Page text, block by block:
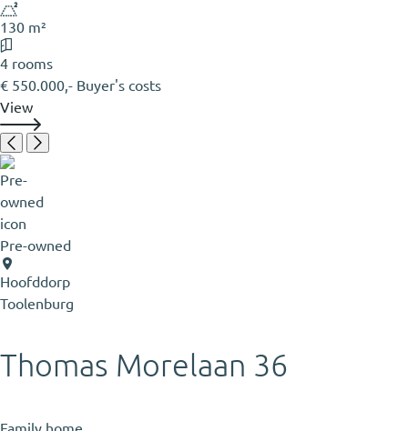
130 m²
4 rooms
€ 550.000,- Buyer's costs
View
Pre-owned
Hoofddorp
Toolenburg
Thomas Morelaan 36